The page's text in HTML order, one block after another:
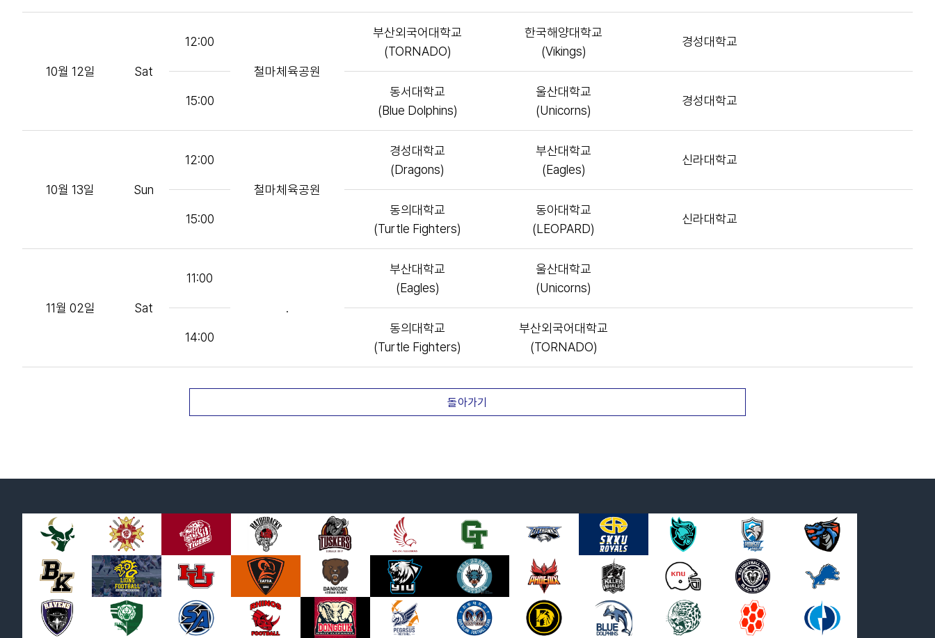
10월 12일 Sat
12:00
철마체육공원
부산외국어대학교
(TORNADO)
한국해양대학교
(Vikings)
경성대학교
15:00
동서대학교
(Blue Dolphins)
울산대학교
(Unicorns)
경성대학교
10월 13일 Sun
12:00
철마체육공원
경성대학교
(Dragons)
부산대학교
(Eagles)
신라대학교
15:00
동의대학교
(Turtle Fighters)
동아대학교
(LEOPARD)
신라대학교
11월 02일 Sat
11:00
.
부산대학교
(Eagles)
울산대학교
(Unicorns)
14:00
동의대학교
(Turtle Fighters)
부산외국어대학교
(TORNADO)
돌아가기